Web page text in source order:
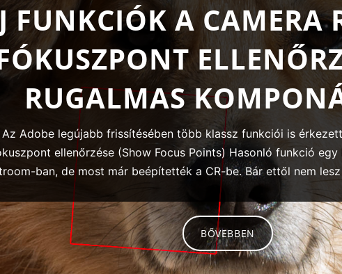
FUNKCIÓK A CAMERA
RUGALMAS
Az Adobe legújabb frissítésében több klassz funkciói is
ellenőrzése (Show Focus Points) Hasonló funkció
ban, de most már beépítették a CR-be. Bár ettől nem
BŐVEBBEN